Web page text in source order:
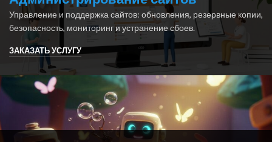
Управление и поддержка сайтов: обновления, резервные копии,
безопасность, мониторинг и устранение сбоев.
ЗАКАЗАТЬ УСЛУГУ